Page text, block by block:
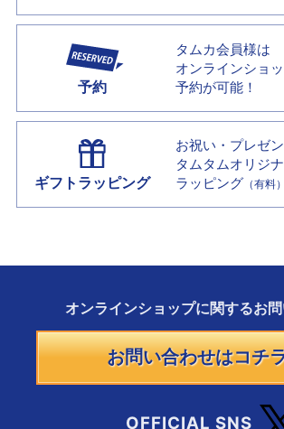
予約
タムカ会員様は
オンラインショ
予約が可能！
ギフトラッピング
お祝い・プレゼ
タムタムオリジ
ラッピング （有料）
オンラインショップに関するお
お問い合わせはコチ
OFFICIAL SNS